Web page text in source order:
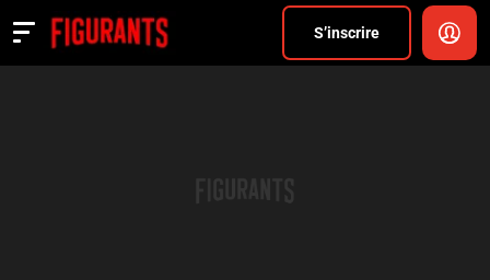
S’inscrire
Actualités